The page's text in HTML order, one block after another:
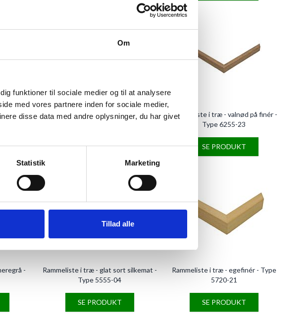
Om
funktioner til sociale medier og til at analysere
med vores partnere inden for sociale medier,
disse data med andre oplysninger, du har givet
Statistik Marketing
Tillad alle
- Type
Rammeliste i træ - glat sort silkemat -
SE PRODUKT
Rammeliste i træ - valnød på finér -
Type 6255-23
SE PRODUKT
-
Rammeliste i træ - glat sort silkemat -
Type 5555-04
SE PRODUKT
Rammeliste i træ - egefinér - Type
5720-21
SE PRODUKT